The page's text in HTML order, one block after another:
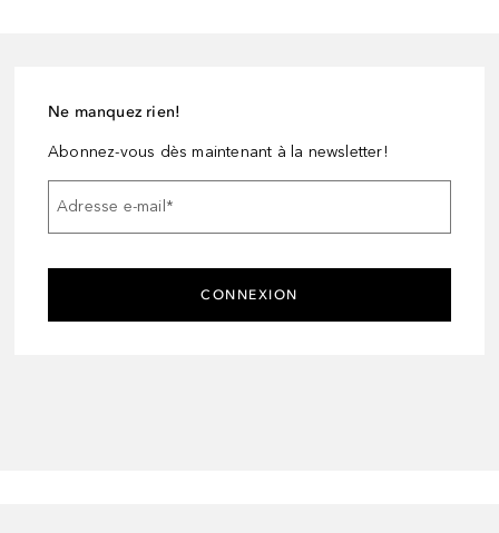
Ne manquez rien!
Abonnez-vous dès maintenant à la newsletter!
Adresse e-mail*
CONNEXION